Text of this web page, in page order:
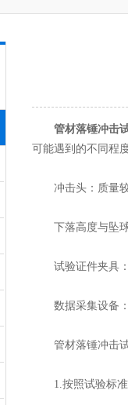
管材落锤冲击
可能遇到的不同程
冲击头：质量较
下落高度与坠球
试验证件夹具：
数据采集设备：
管材落锤冲击试
1.按照试验标准